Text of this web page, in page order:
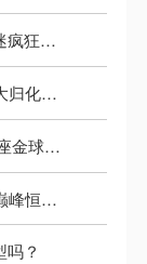
太过分了啊！韦世豪昔日遭国安球迷疯狂口吐芬芳“问候”家人
高拉特放弃中国国籍 国足0出场 恒大归化多名球员累计花费约10亿
里皮采访：梅西之后将再无球王 八座金球奖将重新定义球王下限
13年世俱杯！小罗带领南美冠军与巅峰恒大上演对攻大战！
？